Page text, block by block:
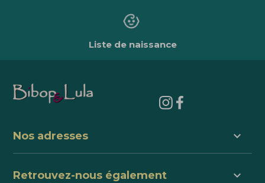
Liste de naissance
Nos adresses keyboard_arrow_down
Retrouvez-nous également keyboard_arrow_down